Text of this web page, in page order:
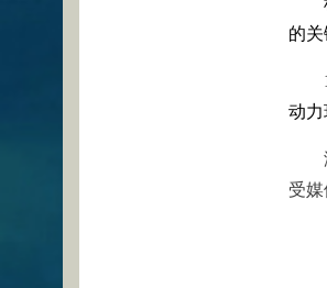
的关
动力
受